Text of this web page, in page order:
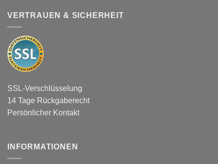
VERTRAUEN & SICHERHEIT
SSL-Verschlüsselung
14 Tage Rückgaberecht
Persönlicher Kontakt
INFORMATIONEN